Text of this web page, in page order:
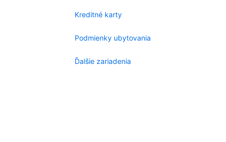
Kreditné karty
Podmienky ubytovania
Ďalšie zariadenia